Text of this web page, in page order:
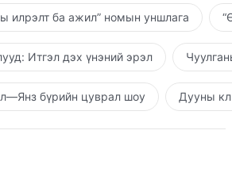
илрэлт ба ажил” номын уншлага
Итгэл дэх үнэний эрэл
бүрийн цуврал шоу Дууны